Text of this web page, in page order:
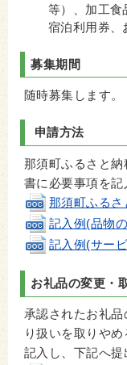
等）、加工食
宿泊利用券、
募集期間
随時募集します。
申請方法
那須町ふるさと
書に必要事項を記
那須町ふる
記入例(品物
記入例(サー
お礼品の変更・
承認されたお礼
り扱いを取りや
記入し、下記へ提